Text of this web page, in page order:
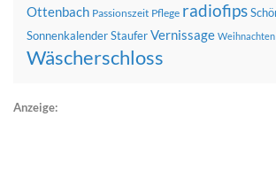
Ottenbach Passionszeit Pflege radiofips
SonnenkalenderStauferVernissage Weihnachten
Wäscherschloss
Anzeige: